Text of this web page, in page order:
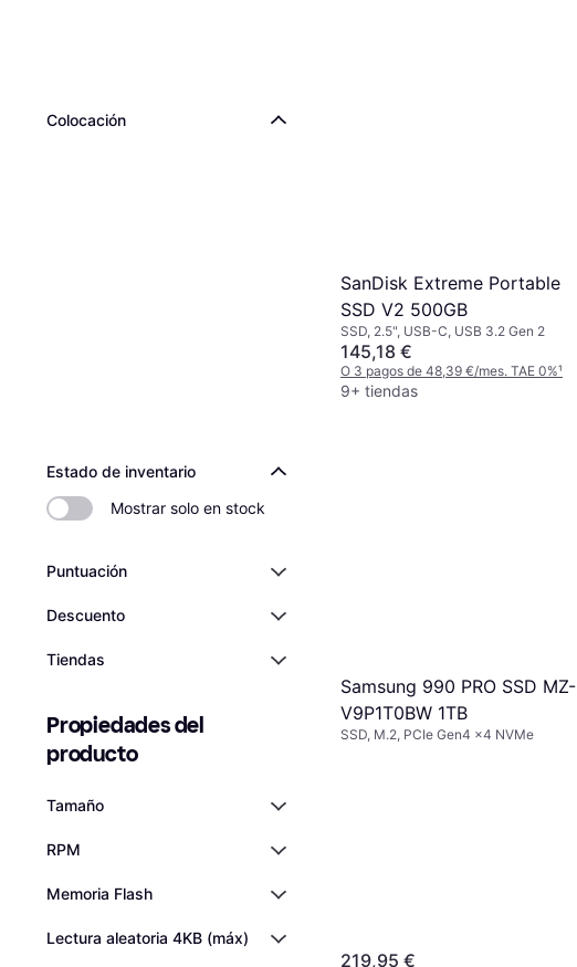
Colocación
Estado de inventario
Mostrar solo en stock
Puntuación
Descuento
Tiendas
Propiedades del
producto
Tamaño
RPM
Memoria Flash
Lectura aleatoria 4KB (máx)
SanDisk Extreme Portable
SSD V2 500GB
SSD, 2.5", USB-C, USB 3.2 Gen 2
145,18 €
O 3 pagos de 48,39 €/mes. TAE 0%¹
9+ tiendas
Samsung 990 PRO SSD MZ-
V9P1T0BW 1TB
SSD, M.2, PCIe Gen4 x4 NVMe
219,95 €